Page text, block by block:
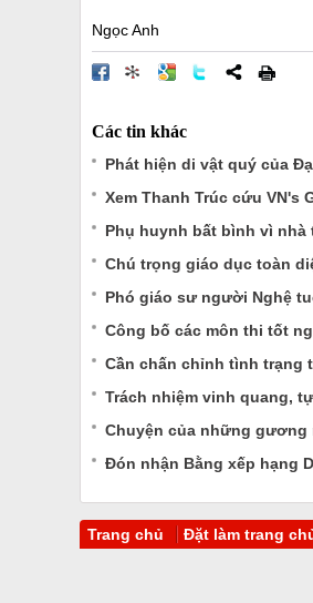
Ngọc Anh
Các tin khác
Phát hiện di vật quý của
Xem Thanh Trúc cứu VN's
Phụ huynh bất bình vì
Chú trọng giáo dục toàn
Phó giáo sư người Nghệ
Công bố các môn thi tốt
Cần chấn chỉnh tình trạng
Trách nhiệm vinh quang,
Chuyện của những gương
Đón nhận Bằng xếp hạng
Trang chủ Đặt làm trang